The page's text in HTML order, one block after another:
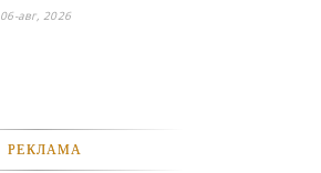
кошками, которые
06-авг, 2026
РЕКЛАМА